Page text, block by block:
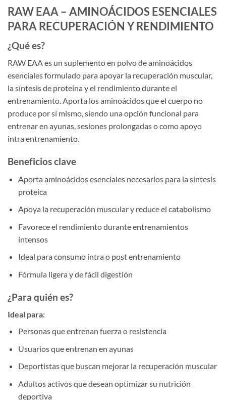
RAW EAA – AMINOÁCIDOS ESENCIALES
PARA RECUPERACIÓN Y RENDIMIENTO
¿Qué es?
RAW EAA es un suplemento en polvo de aminoácidos
esenciales formulado para apoyar la recuperación muscular,
la síntesis de proteína y el rendimiento durante el
entrenamiento. Aporta los aminoácidos que el cuerpo no
produce por sí mismo, siendo una opción funcional para
entrenar en ayunas, sesiones prolongadas o como apoyo
intra entrenamiento.
Beneficios clave
Aporta aminoácidos esenciales necesarios para la síntesis
proteica
Apoya la recuperación muscular y reduce el catabolismo
Favorece el rendimiento durante entrenamientos
intensos
Ideal para consumo intra o post entrenamiento
Fórmula ligera y de fácil digestión
¿Para quién es?
Ideal para:
Personas que entrenan fuerza o resistencia
Usuarios que entrenan en ayunas
Deportistas que buscan mejorar la recuperación muscular
Adultos activos que desean optimizar su nutrición
deportiva